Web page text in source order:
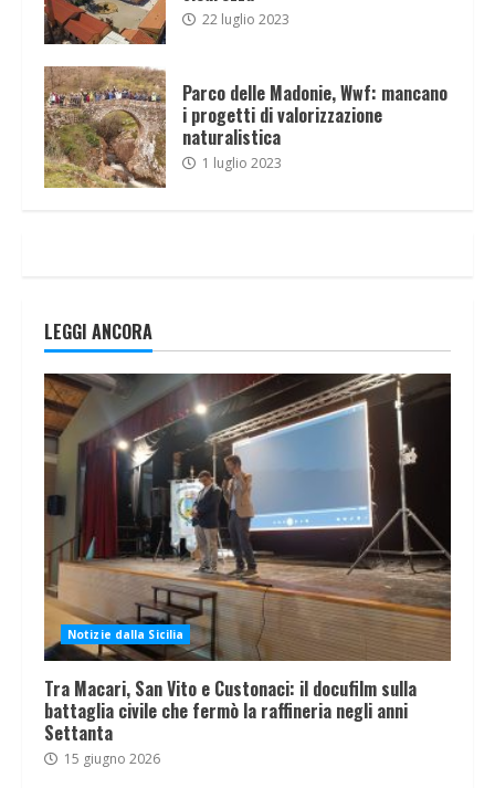
22 luglio 2023
Parco delle Madonie, Wwf: mancano
i progetti di valorizzazione
naturalistica
1 luglio 2023
LEGGI ANCORA
Notizie dalla Sicilia
Tra Macari, San Vito e Custonaci: il docufilm sulla
battaglia civile che fermò la raffineria negli anni
Settanta
15 giugno 2026